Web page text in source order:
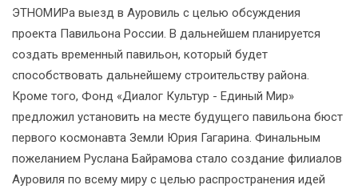
ЭТНОМИРа выезд в Ауровиль с целью обсуждения
проекта Павильона России. В дальнейшем планируется
создать временный павильон, который будет
способствовать дальнейшему строительству района.
Кроме того, Фонд «Диалог Культур - Единый Мир»
предложил установить на месте будущего павильона бюст
первого космонавта Земли Юрия Гагарина. Финальным
пожеланием Руслана Байрамова стало создание филиалов
Ауровиля по всему миру с целью распространения идей